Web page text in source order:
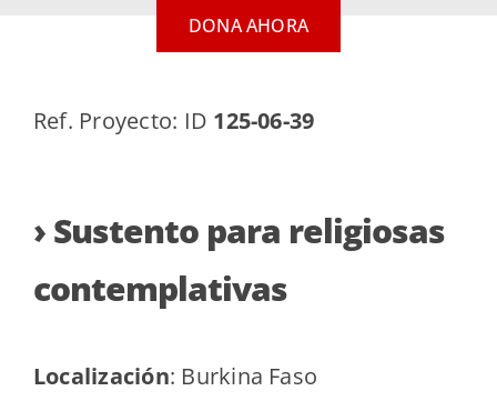
DONA AHORA
Ref. Proyecto: ID 125-06-39
› Sustento para religiosas
contemplativas
Localización: Burkina Faso